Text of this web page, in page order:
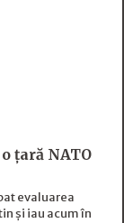
țară NATO
evaluarea
și iau acum în